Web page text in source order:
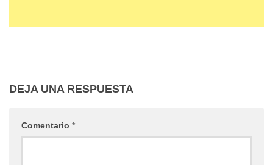
DEJA UNA RESPUESTA
Comentario *